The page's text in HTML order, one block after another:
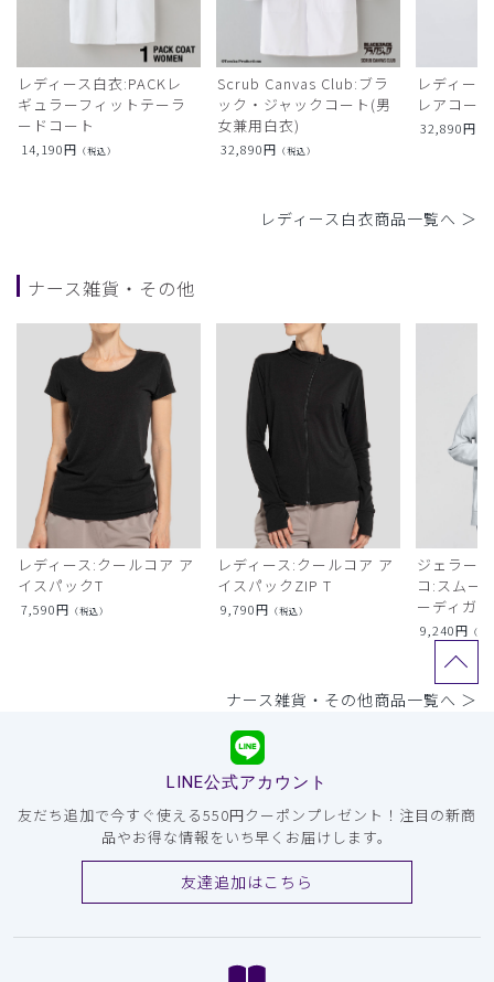
レディース白衣:PACKレ
ギュラーフィットテーラ
ードコート
14,190円 （税込）
Scrub Canvas Club:ブラ
ック・ジャックコート(男
女兼用白衣)
32,890円 （税込）
レディー
レアコート
32,890円
レディース白衣商品一覧へ ＞
ナース雑貨・その他
レディース:クールコア ア
イスパックT
7,590円 （税込）
レディース:クールコア ア
イスパックZIP T
9,790円 （税込）
ジェラー
コ:スムー
ーディガン
9,240円 （税
ナース雑貨・その他商品一覧へ ＞
LINE公式アカウント
友だち追加で今すぐ使える550円クーポンプレゼント！注目の新商
品やお得な情報をいち早くお届けします。
友達追加はこちら